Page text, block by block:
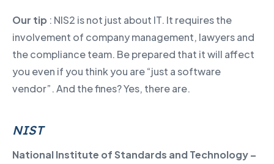
Our tip : NIS2 is not just about IT. It requires the
involvement of company management, lawyers and
the compliance team. Be prepared that it will affect
you even if you think you are “just a software
vendor”. And the fines? Yes, there are.
NIST
National Institute of Standards and Technology–